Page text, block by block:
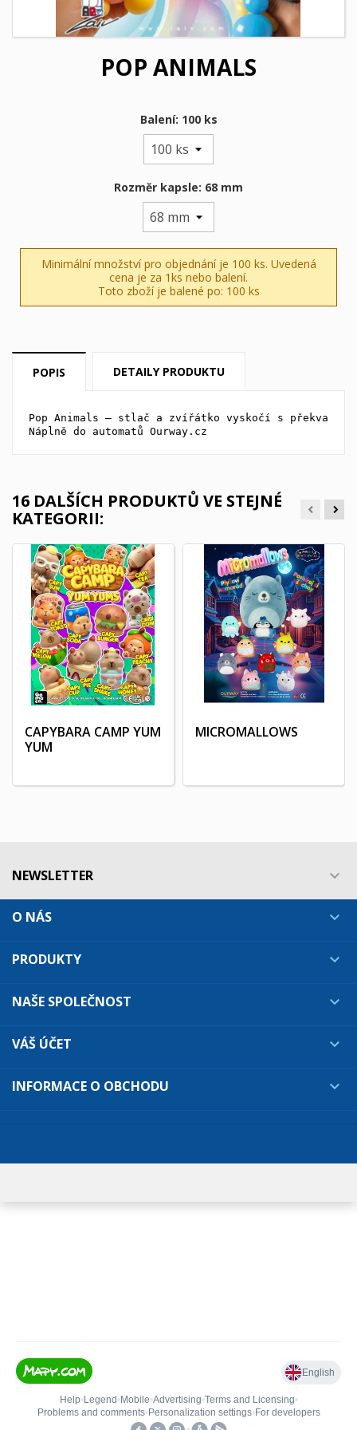
POP ANIMALS
Balení: 100 ks
Rozměr kapsle: 68 mm
Minimální množství pro objednání je 100 ks. Uvedená
cena je za 1ks nebo balení.
Toto zboží je balené po: 100 ks
POPIS DETAILY PRODUKTU
Pop Animals – stlač a zvířátko vyskočí s
Náplně do automatů Ourway.cz
16 DALŠÍCH PRODUKTŮ VE STEJNÉ
KATEGORII:
CAPYBARA CAMP YUM
YUM
MICROMALLOWS
NEWSLETTER 
O NÁS 
PRODUKTY 
NAŠE SPOLEČNOST 
VÁŠ ÚČET 
INFORMACE O OBCHODU 